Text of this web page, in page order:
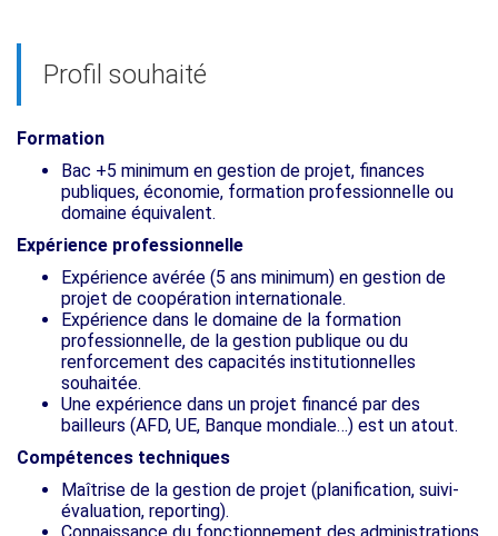
Profil souhaité
Formation
Bac +5 minimum en gestion de projet, finances
publiques, économie, formation professionnelle ou
domaine équivalent.
Expérience professionnelle
Expérience avérée (5 ans minimum) en gestion de
projet de coopération internationale.
Expérience dans le domaine de la formation
professionnelle, de la gestion publique ou du
renforcement des capacités institutionnelles
souhaitée.
Une expérience dans un projet financé par des
bailleurs (AFD, UE, Banque mondiale…) est un atout.
Compétences techniques
Maîtrise de la gestion de projet (planification, suivi-
évaluation, reporting).